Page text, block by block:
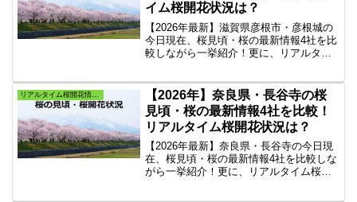
イム桜開花状況は？
【2026年最新】滋賀県彦根市・彦根城の
今日現在、桜見頃・桜の最新情報4社を比
較しながら一挙紹介！更に、リアルタイ
のサイトから『彦根城の桜』だけをピッ
クアップしリンク集にしてまとめまし
た。
【2026年】奈良県・長谷寺の桜
見頃・桜の最新情報4社を比較！
リアルタイム桜開花状況は？
【2026年最新】奈良県・長谷寺の今日現
在、桜見頃・桜の最新情報4社を比較しな
がら一挙紹介！更に、リアルタイム桜開